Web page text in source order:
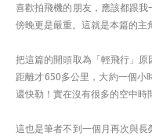
喜歡拍飛機的朋友，應該都跟
傍晚更是嚴重。這就是本篇的
把這篇的開頭取為「輕飛行」原
距離才650多公里，大約一個小
還快勒！實在沒有很多的空中時
這也是筆者不到一個月再次與